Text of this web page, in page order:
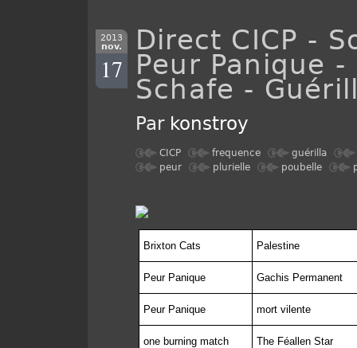
2013
nov.
17
Direct CICP -
Peur Panique
Schafe -
Par konstroy
CICP frequence
guérilla
peur
plurielle poubelle
Brixton Cats Palestine
Peur Panique Gachis Permanent
Peur Panique mort vilente
one burning match The Féallen Star